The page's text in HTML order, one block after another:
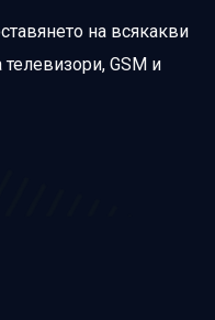
на всякакви
GSM и